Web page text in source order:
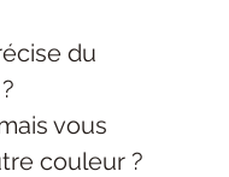
du
vous
couleur ?